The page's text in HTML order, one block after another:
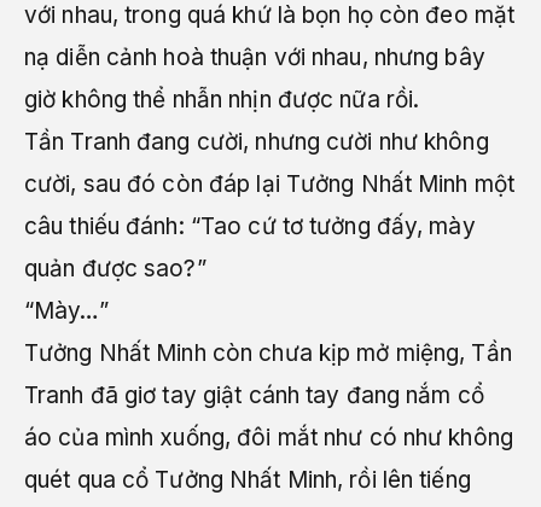
với nhau, trong quá khứ là bọn họ còn đeo mặt
nạ diễn cảnh hoà thuận với nhau, nhưng bây
giờ không thể nhẫn nhịn được nữa rồi.
Tần Tranh đang cười, nhưng cười như không
cười, sau đó còn đáp lại Tưởng Nhất Minh một
câu thiếu đánh: “Tao cứ tơ tưởng đấy, mày
quản được sao?”
“Mày…”
Tưởng Nhất Minh còn chưa kịp mở miệng, Tần
Tranh đã giơ tay giật cánh tay đang nắm cổ
áo của mình xuống, đôi mắt như có như không
quét qua cổ Tưởng Nhất Minh, rồi lên tiếng